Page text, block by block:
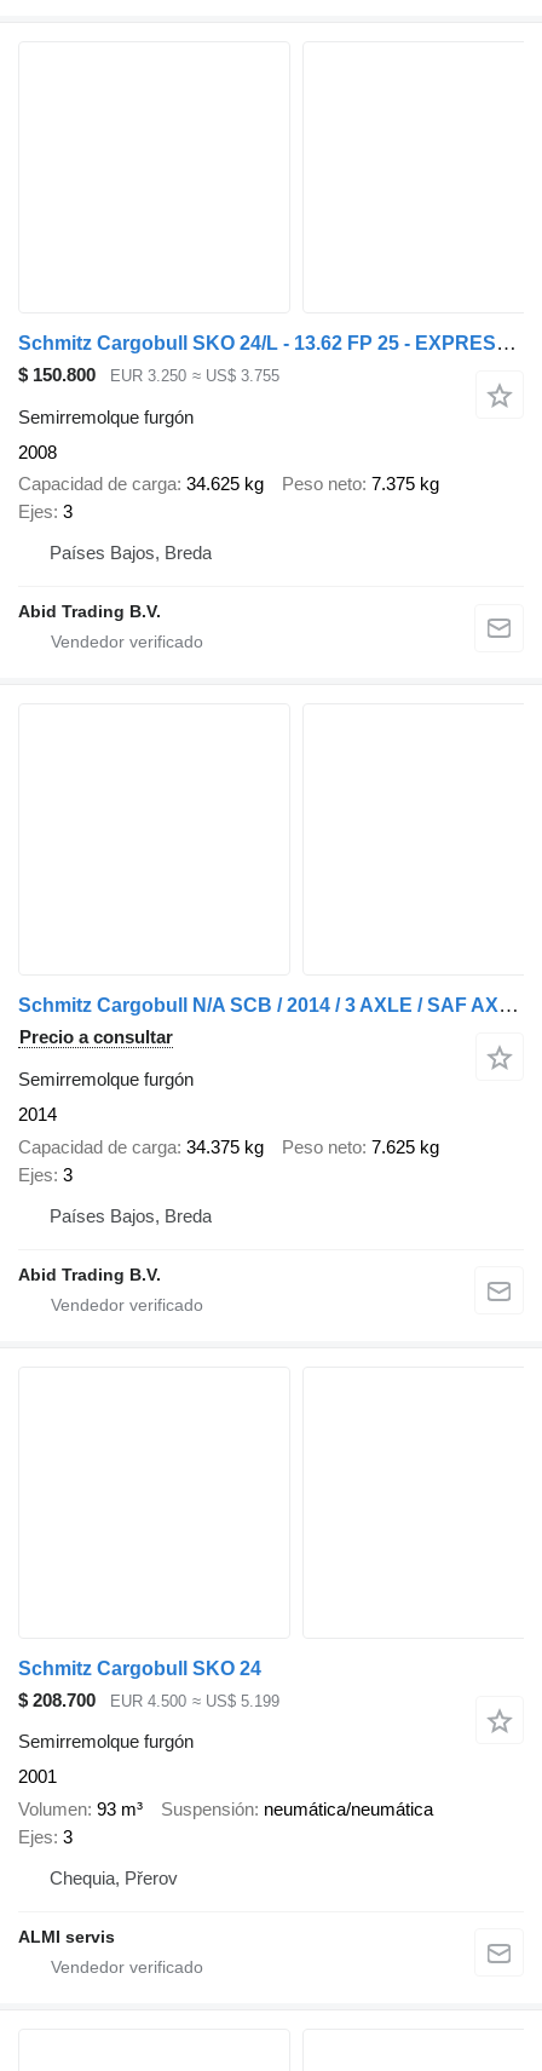
Schmitz Cargobull SKO 24/L - 13.62 FP 25 - EXPRESS (SKO 24) / SKO 24 L / 2008 / 3
$ 150.800 EUR 3.250 ≈ US$ 3.755
Semirremolque furgón
2008
Capacidad de carga 34.625 kg Peso neto 7.375 kg
Ejes 3
Países Bajos, Breda
Abid Trading B.V.
Schmitz Cargobull N/A SCB / 2014 / 3 AXLE / SAF AXLE / APK - TUV 10-11-2026 / TOP
Precio a consultar
Semirremolque furgón
2014
Capacidad de carga 34.375 kg Peso neto 7.625 kg
Ejes 3
Países Bajos, Breda
Abid Trading B.V.
Schmitz Cargobull SKO 24
$ 208.700
EUR 4.500 ≈ US$ 5.199
Semirremolque furgón
2001
Volumen 93 m³ Suspensión neumática/neumática
Ejes 3
Chequia, Přerov
ALMI servis